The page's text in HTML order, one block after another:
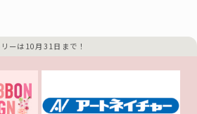
ーは10月31日まで！